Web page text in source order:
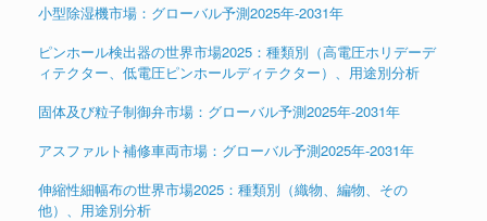
小型除湿機市場：グローバル予測2025年-2031年
ピンホール検出器の世界市場2025：種類別（高電圧ホリデーデ
ィテクター、低電圧ピンホールディテクター）、用途別分析
固体及び粒子制御弁市場：グローバル予測2025年-2031年
アスファルト補修車両市場：グローバル予測2025年-2031年
伸縮性細幅布の世界市場2025：種類別（織物、編物、その
他）、用途別分析